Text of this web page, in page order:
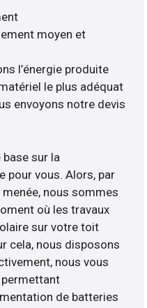
moyen et
l’énergie produite
le plus adéquat
envoyons notre devis
sur la
pour vous. Alors, par
nous sommes
où les travaux
sur votre toit
cela, nous disposons
nous vous
de batteries